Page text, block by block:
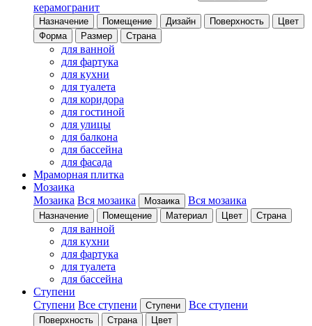
керамогранит
Назначение Помещение Дизайн Поверхность
Цвет
Форма
Размер Страна
для ванной
для фартука
для кухни
для туалета
для коридора
для гостиной
для улицы
для балкона
для бассейна
для фасада
Мраморная плитка
Мозаика
Мозаика Вся мозаика Мозаика Вся мозаика
Назначение Помещение Материал Цвет Страна
для ванной
для кухни
для фартука
для туалета
для бассейна
Ступени
Ступени Все ступени Ступени Все ступени
Поверхность Страна Цвет